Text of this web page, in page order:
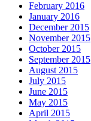
February 2016
January 2016
December 2015
November 2015
October 2015
September 2015
August 2015
July 2015
June 2015
May 2015
April 2015